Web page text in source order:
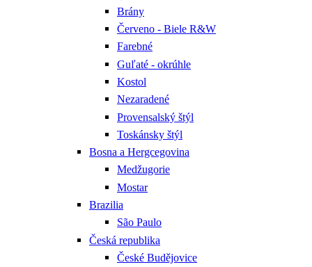
Brány
Červeno - Biele R&W
Farebné
Guľaté - okrúhle
Kostol
Nezaradené
Provensalský štýl
Toskánsky štýl
Bosna a Hergcegovina
Medžugorie
Mostar
Brazilia
São Paulo
Česká republika
České Budějovice